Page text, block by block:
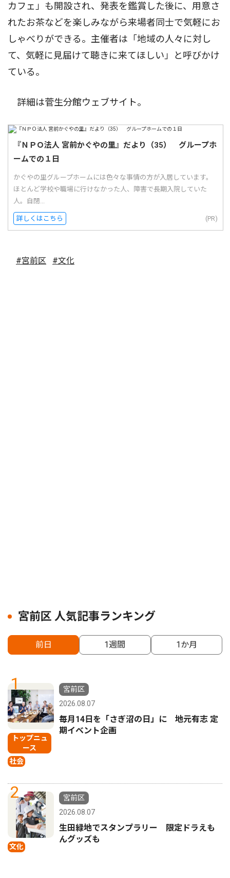
カフェ」も開設され、発表を鑑賞した後に、用意さ
れたお茶などを楽しみながら来場者同士で気軽にお
しゃべりができる。主催者は「地域の人々に対し
て、気軽に見届けて聴きに来てほしい」と呼びかけ
ている。
詳細は菅生分館ウェブサイト。
『ＮＰＯ法人 宮前かぐやの里』だより（35） グループホ
ームでの１日
かぐやの里グループホームには色々な事情の方が入居しています。
ほとんど学校や職場に行けなかった人、障害で長期入院していた
人。自閉...
詳しくはこちら (PR)
#宮前区 #文化
宮前区 人気記事ランキング
前日 1週間 1か月
1
トップニュ
ース
社会
宮前区
2026.08.07
毎月14日を「さぎ沼の日」に 地元有志 定
期イベント企画
2
文化
宮前区
2026.08.07
生田緑地でスタンプラリー 限定ドラえも
んグッズも